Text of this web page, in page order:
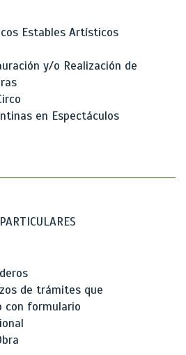
Estables Artísticos
y/o Realización de
en Espectáculos
de trámites que
con formulario